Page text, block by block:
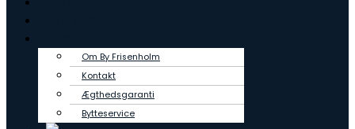
Om By Frisenholm
Kontakt
Ægthedsgaranti
Bytteservice